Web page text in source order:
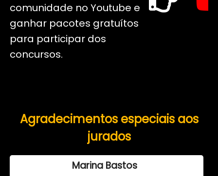
comunidade no Youtube e
ganhar pacotes gratuítos
para participar dos
concursos.
Agradecimentos especiais aos
jurados
Marina Bastos